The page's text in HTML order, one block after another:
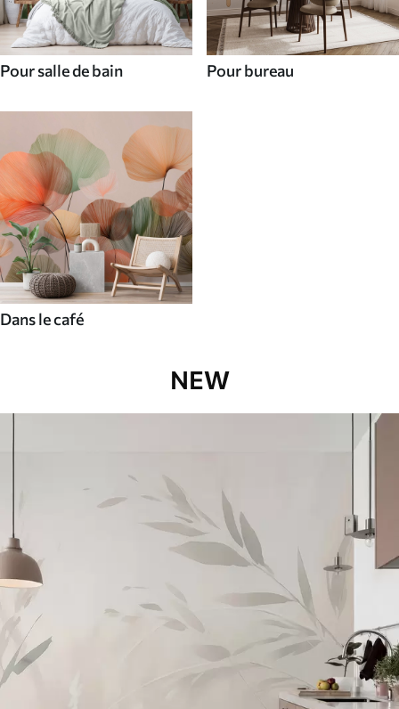
Pour salle de bain Pour bureau
Dans le café
NEW